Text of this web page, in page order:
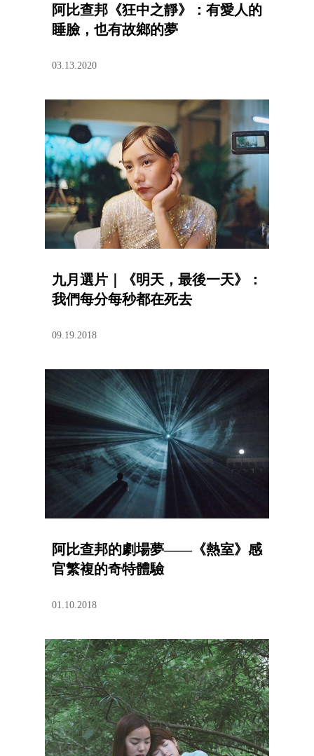
阿比查邦《狂中之靜》：有愛人的
睡臉，也有故鄉的夢
03.13.2020
九月選片｜《明天，最後一天》：
我們每分每秒都在死去
09.19.2018
阿比查邦的劇場夢——《熱室》感
官繁複的奇特體驗
01.10.2018